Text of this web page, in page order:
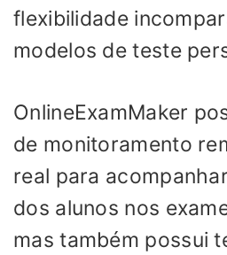
flexibilidade
modelos de teste
OnlineExamMaker
de monitoramento
real para
dos alunos nos
mas também possui